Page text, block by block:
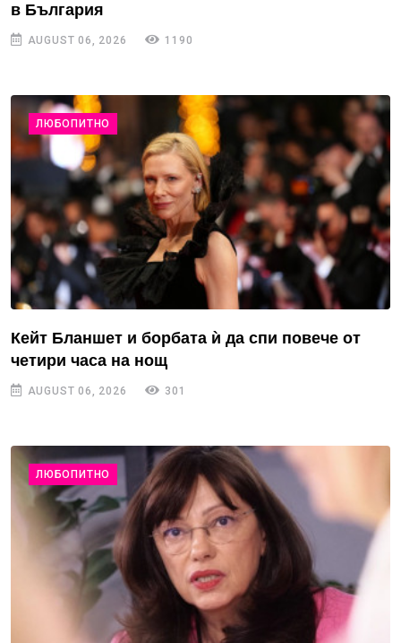
в България
AUGUST 06, 2026 1190
ЛЮБОПИТНО
Кейт Бланшет и борбата ѝ да спи повече от
четири часа на нощ
AUGUST 06, 2026 301
ЛЮБОПИТНО